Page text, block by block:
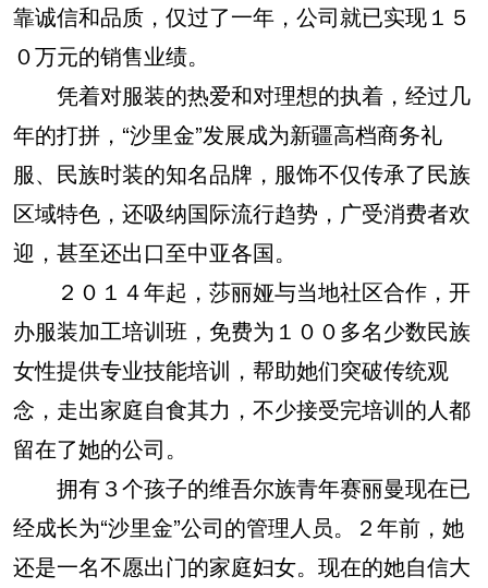
靠诚信和品质，仅过了一年，公司就已实现１５
０万元的销售业绩。
凭着对服装的热爱和对理想的执着，经过几
年的打拼，“沙里金”发展成为新疆高档商务礼
服、民族时装的知名品牌，服饰不仅传承了民族
区域特色，还吸纳国际流行趋势，广受消费者欢
迎，甚至还出口至中亚各国。
２０１４年起，莎丽娅与当地社区合作，开
办服装加工培训班，免费为１００多名少数民族
女性提供专业技能培训，帮助她们突破传统观
念，走出家庭自食其力，不少接受完培训的人都
留在了她的公司。
拥有３个孩子的维吾尔族青年赛丽曼现在已
经成长为“沙里金”公司的管理人员。２年前，她
还是一名不愿出门的家庭妇女。现在的她自信大